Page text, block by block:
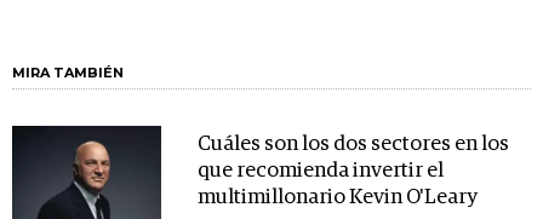
MIRA TAMBIÉN
Cuáles son los dos sectores en los
que recomienda invertir el
multimillonario Kevin O'Leary